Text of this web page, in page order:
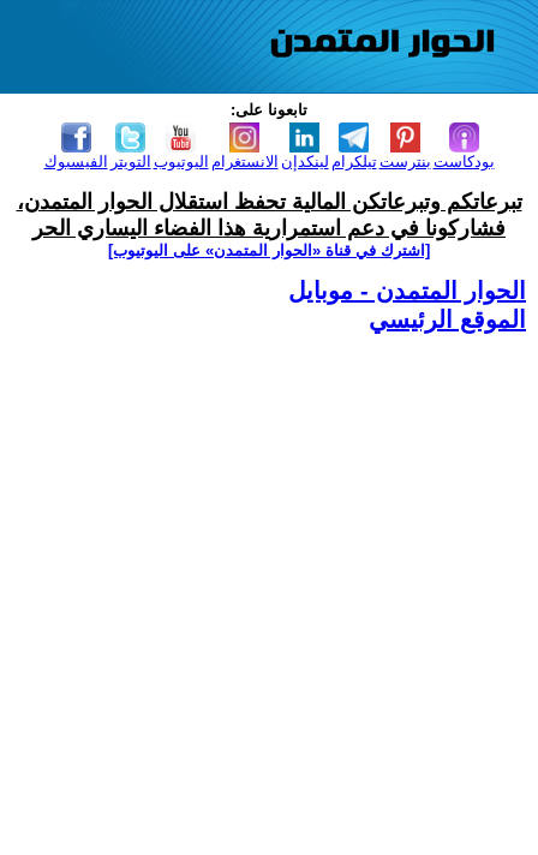
تابعونا على:
الفيسبوك التويتر اليوتيوب الانستغرام لينكدإن تيلكرامبنترست بودكاست
تبرعاتكم وتبرعاتكن المالية تحفظ استقلال الحوار المتمدن،
فشاركونا في دعم استمرارية هذا الفضاء اليساري الحر
[اشترك في قناة ‫«الحوار المتمدن» على اليوتيوب]
الحوار المتمدن - موبايل
الموقع الرئيسي